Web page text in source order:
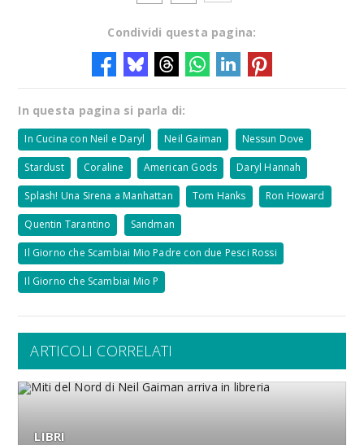
Condividi questa pagina:
In questa pagina si parla di:
In Cucina con Neil e Daryl Neil Gaiman Nessun Dove
Stardust Coraline American Gods Daryl Hannah
Splash! Una Sirena a Manhattan Tom Hanks Ron Howard
Quentin Tarantino Sandman
Il Giorno che Scambiai Mio Padre con due Pesci Rossi
Il Giorno che Scambiai Mio P
ARTICOLI CORRELATI
LIBRI